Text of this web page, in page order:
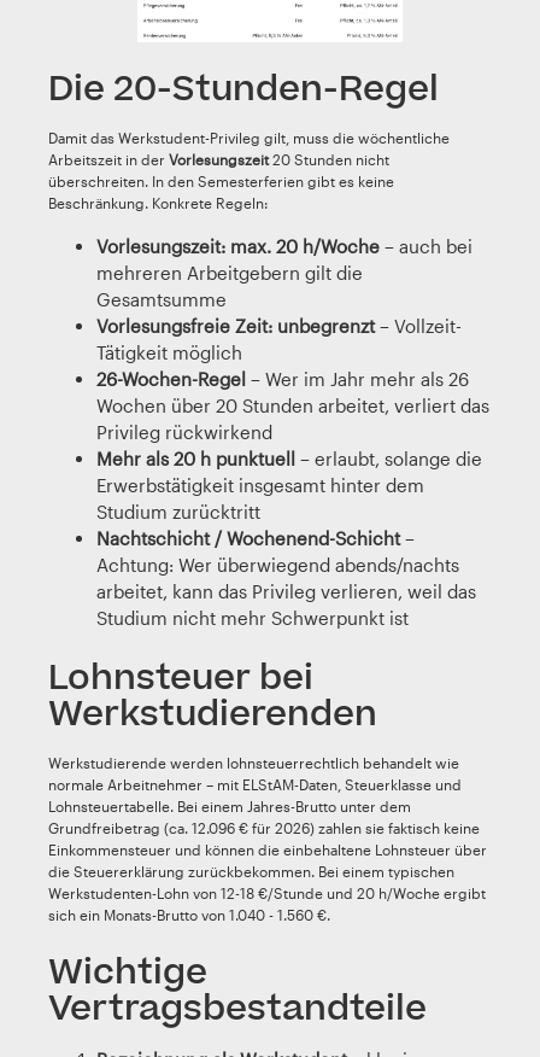
Die 20-Stunden-Regel
Damit das Werkstudent-Privileg gilt, muss die wöchentliche
Arbeitszeit in der Vorlesungszeit20 Stunden nicht
überschreiten. In den Semesterferien gibt es keine
Beschränkung. Konkrete Regeln:
Vorlesungszeit: max. 20 h/Woche – auch bei
mehreren Arbeitgebern gilt die
Gesamtsumme
Vorlesungsfreie Zeit: unbegrenzt– Vollzeit-
Tätigkeit möglich
26-Wochen-Regel – Wer im Jahr mehr als 26
Wochen über 20 Stunden arbeitet, verliert das
Privileg rückwirkend
Mehr als 20 h punktuell – erlaubt, solange die
Erwerbstätigkeit insgesamt hinter dem
Studium zurücktritt
Nachtschicht / Wochenend-Schicht–
Achtung: Wer überwiegend abends/nachts
arbeitet, kann das Privileg verlieren, weil das
Studium nicht mehr Schwerpunkt ist
Lohnsteuer bei
Werkstudierenden
Werkstudierende werden lohnsteuerrechtlich behandelt wie
normale Arbeitnehmer – mit ELStAM-Daten, Steuerklasse und
Lohnsteuertabelle. Bei einem Jahres-Brutto unter dem
Grundfreibetrag (ca. 12.096 € für 2026) zahlen sie faktisch keine
Einkommensteuer und können die einbehaltene Lohnsteuer über
die Steuererklärung zurückbekommen. Bei einem typischen
Werkstudenten-Lohn von 12-18 €/Stunde und 20 h/Woche ergibt
sich ein Monats-Brutto von 1.040 - 1.560 €.
Wichtige
Vertragsbestandteile